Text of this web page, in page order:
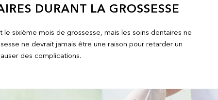
DURANT LA GROSSESSE
sixième mois de grossesse, mais les soins dentaires ne
ne devrait jamais être une raison pour retarder un
des complications.